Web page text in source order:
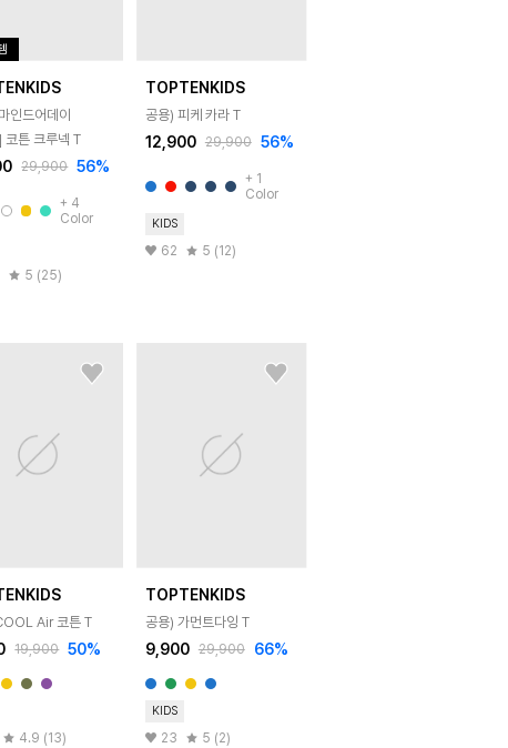
인드어데이
코튼 크루넥 T
29,900 56%
+ 4
Color
5 (25)
TOPTENKIDS
공용) 피케 카라 T
12,900 29,900 56%
+ 1
Color
KIDS
62 5 (12)
Air 코튼 T
19,900 50%
4.9 (13)
TOPTENKIDS
공용) 가먼트다잉 T
9,900 29,900 66%
KIDS
23 5 (2)